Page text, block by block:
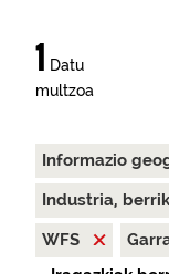
1 Datu
multzoa
Informazio
Industria,
WFS